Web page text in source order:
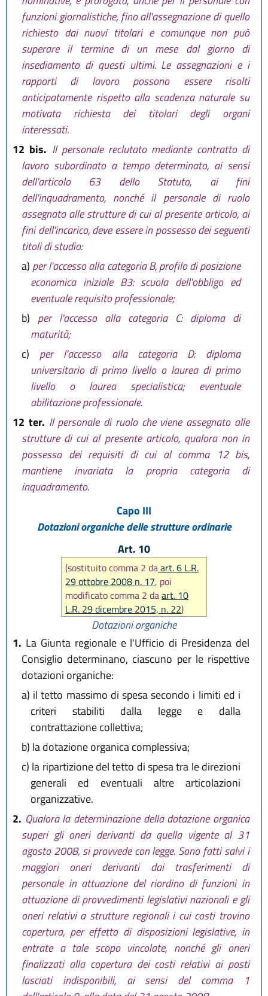
funzioni giornalistiche, fino all'assegnazione di quello
richiesto dai nuovi titolari e comunque non può
superare il termine di un mese dal giorno di
insediamento di questi ultimi. Le assegnazioni e i
rapporti di lavoro possono essere risolti
anticipatamente rispetto alla scadenza naturale su
motivata richiesta dei titolari degli organi
interessati.
12 bis. Il personale reclutato mediante contratto di
lavoro subordinato a tempo determinato, ai sensi
dell'articolo 63 dello Statuto, ai fini
dell'inquadramento, nonché il personale di ruolo
assegnato alle strutture di cui al presente articolo, ai
fini dell'incarico, deve essere in possesso dei seguenti
titoli di studio:
a) per l'accesso alla categoria B, profilo di posizione
economica iniziale B3: scuola dell'obbligo ed
eventuale requisito professionale;
b) per l'accesso alla categoria C: diploma di
maturità;
c)
per l'accesso alla categoria D: diploma
universitario di primo livello o laurea di primo
livello o laurea specialistica; eventuale
abilitazione professionale.
12 ter. Il personale di ruolo che viene assegnato alle
strutture di cui al presente articolo, qualora non in
possesso dei requisiti di cui al comma 12 bis,
mantiene invariata la propria categoria di
inquadramento.
Capo III
Dotazioni organiche delle strutture ordinarie
Art. 10
(sostituito comma 2 daart. 6 L.R.
29 ottobre 2008 n. 17, poi
modificato comma 2 daart. 10
L.R. 29 dicembre 2015, n. 22)
Dotazioni organiche
1. La Giunta regionale e l'Ufficio di Presidenza del
Consiglio determinano, ciascuno per le rispettive
dotazioni organiche:
a) il tetto massimo di spesa secondo i limiti ed i
criteri stabiliti dalla legge e dalla
contrattazione collettiva;
b) la dotazione organica complessiva;
c) la ripartizione del tetto di spesa tra le direzioni
generali ed eventuali altre articolazioni
organizzative.
2. Qualora la determinazione della dotazione organica
superi gli oneri derivanti da quella vigente al 31
agosto 2008, si provvede con legge. Sono fatti salvi i
maggiori oneri derivanti dai trasferimenti di
personale in attuazione del riordino di funzioni in
attuazione di provvedimenti legislativi nazionali e gli
oneri relativi a strutture regionali i cui costi trovino
copertura, per effetto di disposizioni legislative, in
entrate a tale scopo vincolate, nonché gli oneri
finalizzati alla copertura dei costi relativi ai posti
lasciati indisponibili, ai sensi del comma 1